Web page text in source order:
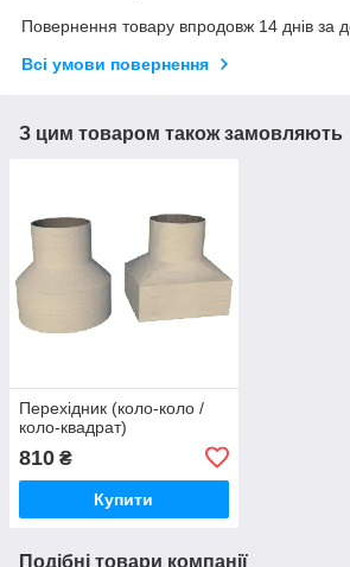
Повернення товару впродовж 14 днів за
Всі умови повернення
З цим товаром також замовляють
Перехідник (коло-коло /
коло-квадрат)
810 ₴
Купити
Подібні товари компанії